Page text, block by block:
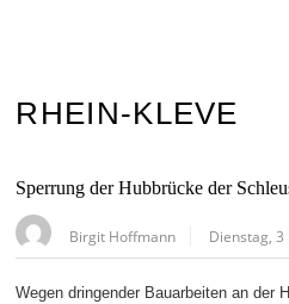
RHEIN-KLEVE
Sperrung der Hubbrücke der
Birgit Hoffmann Dienstag, 3
Wegen dringender Bauarbeiten an der